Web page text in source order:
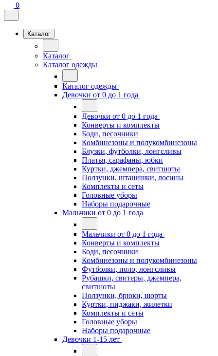
0
Каталог
Каталог
Каталог одежды
Каталог одежды
Девочки от 0 до 1 года
Девочки от 0 до 1 года
Конверты и комплекты
Боди, песочники
Комбинезоны и полукомбинезоны
Блузки, футболки, лонгсливы
Платья, сарафаны, юбки
Куртки, джемпера, свитшоты
Ползунки, штанишки, лосины
Комплекты и сеты
Головные уборы
Наборы подарочные
Мальчики от 0 до 1 года
Мальчики от 0 до 1 года
Конверты и комплекты
Боди, песочники
Комбинезоны и полукомбинезоны
Футболки, поло, лонгсливы
Рубашки, свитеры, джемпера,
свитшоты
Ползунки, брюки, шорты
Куртки, пиджаки, жилетки
Комплекты и сеты
Головные уборы
Наборы подарочные
Девочки 1-15 лет